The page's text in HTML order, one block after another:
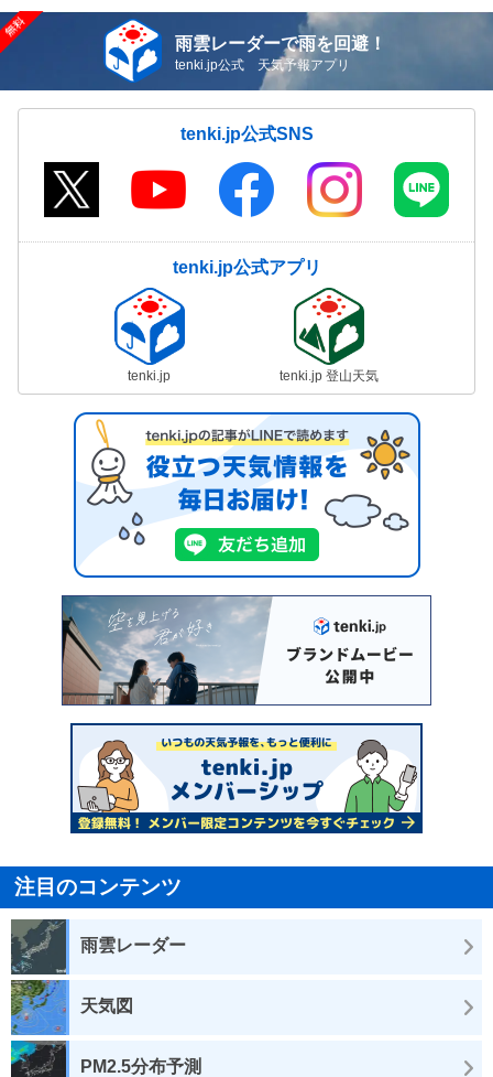
雨雲レーダーで雨を回避！
tenki.jp公式 天気予報アプリ
tenki.jp公式SNS
tenki.jp公式アプリ
tenki.jp tenki.jp 登山天気
注目のコンテンツ
雨雲レーダー
天気図
PM2.5分布予測